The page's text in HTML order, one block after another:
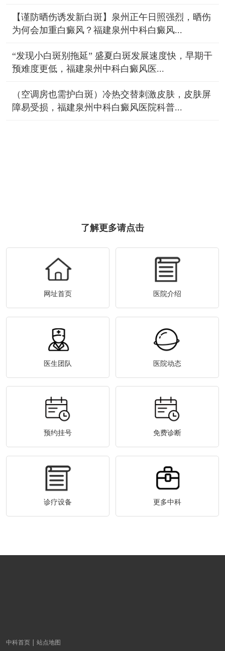
【谨防晒伤诱发新白斑】泉州正午日照强烈，晒伤
为何会加重白癜风？福建泉州中科白癜风...
“发现小白斑别拖延” 盛夏白斑发展速度快，早期干
预难度更低，福建泉州中科白癜风医...
（空调房也需护白斑）冷热交替刺激皮肤，皮肤屏
障易受损，福建泉州中科白癜风医院科普...
了解更多请点击
网址首页 医院介绍
医生团队 医院动态
预约挂号 免费诊断
诊疗设备 更多中科
中科首页 站点地图